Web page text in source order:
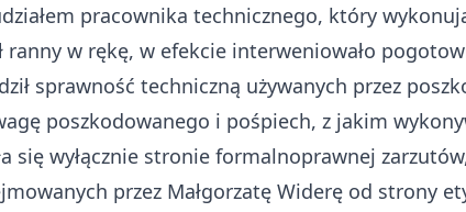
pracownika technicznego, który
ranny w rękę, w efekcie interweniowało
sprawność techniczną używanych przez
poszkodowanego i pośpiech, z jakim
się wyłącznie stronie formalnoprawnej
przez Małgorzatę Widerę od strony